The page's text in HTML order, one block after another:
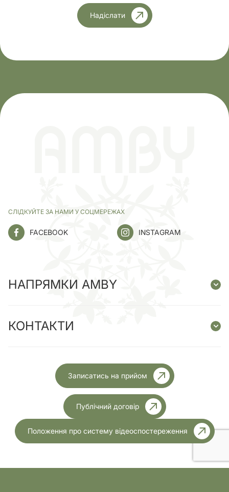
Надіслати
СЛІДКУЙТЕ ЗА НАМИ У СОЦМЕРЕЖАХ
FACEBOOK INSTAGRAM
НАПРЯМКИ AMBY
КОНТАКТИ
Записатись на прийом
Публічний договір
Положення про систему відеоспостереження